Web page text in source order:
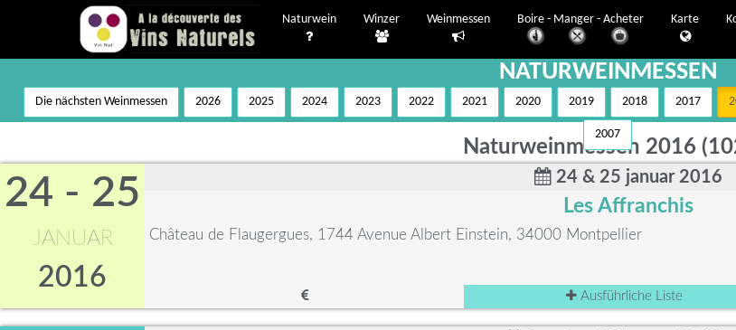
Naturwein Winzer Weinmessen Boire - Manger - Acheter Karte
NATURWEINMESSEN
Die nächsten Weinmessen 2026 2025 2024 2023 2022 2021 2020 2019 2018 2017
2007
Naturweinmessen 2016
24 - 25
JANUAR
2016
24 & 25 januar 2016
Les Affranchis
Château de Flaugergues, 1744 Avenue Albert Einstein, 34000 Montpellier
Ausführliche Liste